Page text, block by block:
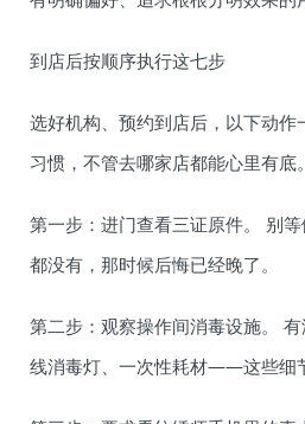
到店后按顺序执行这七步
选好机构、预约到店后，以下动作
习惯，不管去哪家店都能心里有底。
第一步：进门查看三证原件。 别
都没有，那时候后悔已经晚了。
第二步：观察操作间消毒设施。
线消毒灯、一次性耗材——这些细